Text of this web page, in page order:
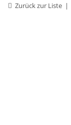
Zurück zur Liste